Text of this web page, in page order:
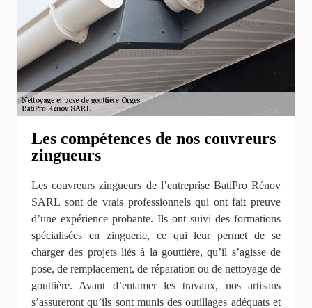
Les compétences de nos couvreurs
zingueurs
Les couvreurs zingueurs de l’entreprise BatiPro Rénov
SARL sont de vrais professionnels qui ont fait preuve
d’une expérience probante. Ils ont suivi des formations
spécialisées en zinguerie, ce qui leur permet de se
charger des projets liés à la gouttière, qu’il s’agisse de
pose, de remplacement, de réparation ou de nettoyage de
gouttière. Avant d’entamer les travaux, nos artisans
s’assureront qu’ils sont munis des outillages adéquats et